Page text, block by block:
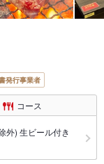
発行事業者
コース
) 生ビール付き